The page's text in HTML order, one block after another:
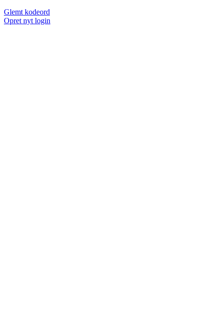
Glemt kodeord
Opret nyt login